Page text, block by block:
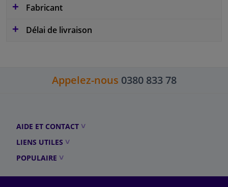
Fabricant
Délai de livraison
Appelez-nous 0380 833 78
AIDE ET CONTACT
LIENS UTILES
POPULAIRE